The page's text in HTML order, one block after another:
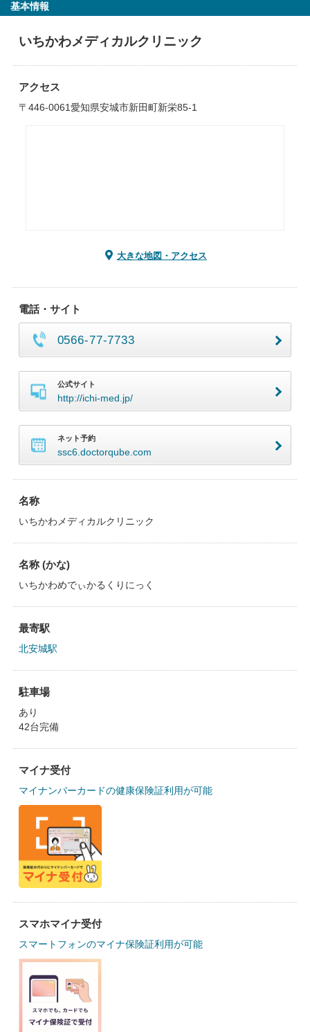
基本情報
いちかわメディカルクリニック
アクセス
〒446-0061愛知県安城市新田町新栄85-1
大きな地図・アクセス
電話・サイト
0566-77-7733
公式サイト
http://ichi-med.jp/
ネット予約
ssc6.doctorqube.com
名称
いちかわメディカルクリニック
名称 (かな)
いちかわめでぃかるくりにっく
最寄駅
北安城駅
駐車場
あり
42台完備
マイナ受付
マイナンバーカードの健康保険証利用が可能
スマホマイナ受付
スマートフォンのマイナ保険証利用が可能